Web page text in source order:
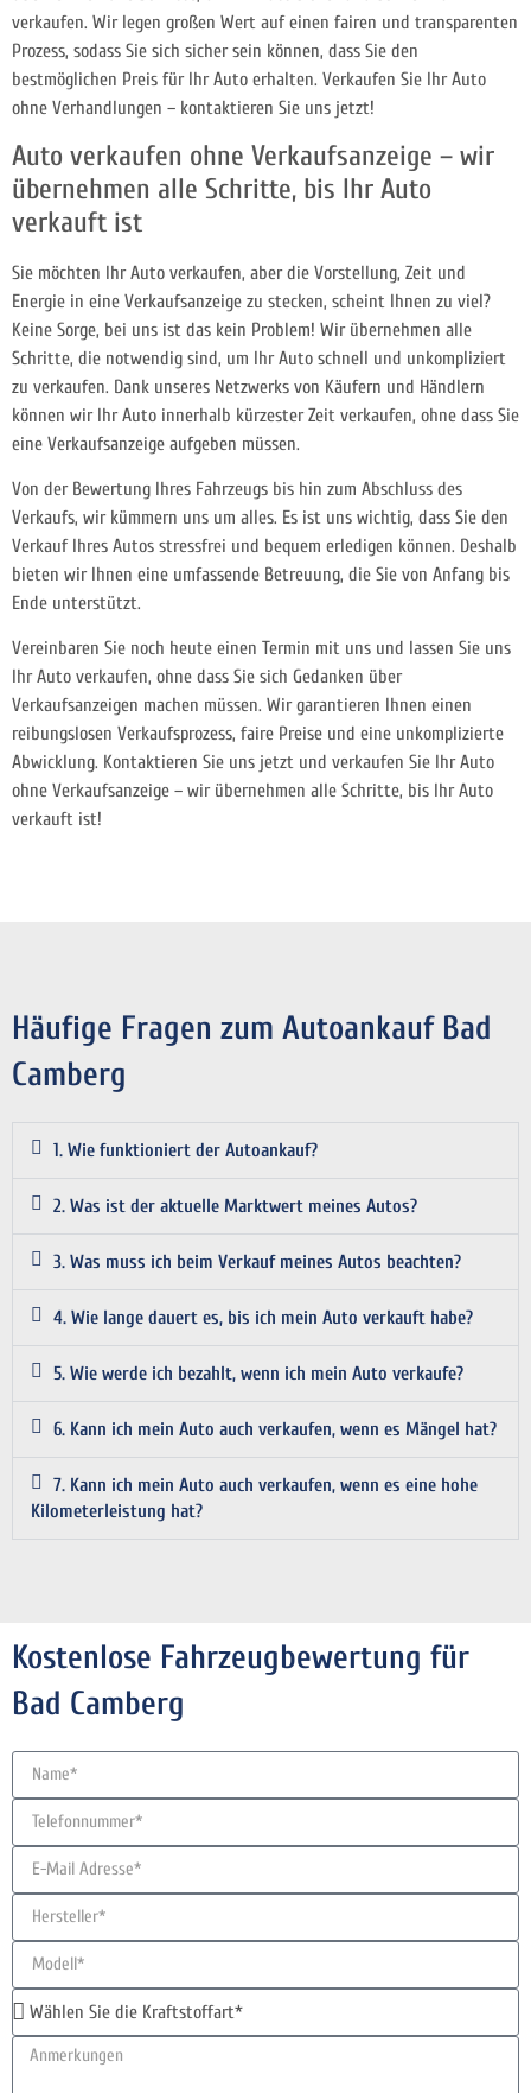
verkaufen. Wir legen großen Wert auf einen fairen und transparenten
Prozess, sodass Sie sich sicher sein können, dass Sie den
bestmöglichen Preis für Ihr Auto erhalten. Verkaufen Sie Ihr Auto
ohne Verhandlungen – kontaktieren Sie uns jetzt!
Auto verkaufen ohne Verkaufsanzeige – wir
übernehmen alle Schritte, bis Ihr Auto
verkauft ist
Sie möchten Ihr Auto verkaufen, aber die Vorstellung, Zeit und
Energie in eine Verkaufsanzeige zu stecken, scheint Ihnen zu viel?
Keine Sorge, bei uns ist das kein Problem! Wir übernehmen alle
Schritte, die notwendig sind, um Ihr Auto schnell und unkompliziert
zu verkaufen. Dank unseres Netzwerks von Käufern und Händlern
können wir Ihr Auto innerhalb kürzester Zeit verkaufen, ohne dass Sie
eine Verkaufsanzeige aufgeben müssen.
Von der Bewertung Ihres Fahrzeugs bis hin zum Abschluss des
Verkaufs, wir kümmern uns um alles. Es ist uns wichtig, dass Sie den
Verkauf Ihres Autos stressfrei und bequem erledigen können. Deshalb
bieten wir Ihnen eine umfassende Betreuung, die Sie von Anfang bis
Ende unterstützt.
Vereinbaren Sie noch heute einen Termin mit uns und lassen Sie uns
Ihr Auto verkaufen, ohne dass Sie sich Gedanken über
Verkaufsanzeigen machen müssen. Wir garantieren Ihnen einen
reibungslosen Verkaufsprozess, faire Preise und eine unkomplizierte
Abwicklung. Kontaktieren Sie uns jetzt und verkaufen Sie Ihr Auto
ohne Verkaufsanzeige – wir übernehmen alle Schritte, bis Ihr Auto
verkauft ist!
Häufige Fragen zum Autoankauf Bad
Camberg
1. Wie funktioniert der Autoankauf?
2. Was ist der aktuelle Marktwert meines Autos?
3. Was muss ich beim Verkauf meines Autos beachten?
4. Wie lange dauert es, bis ich mein Auto verkauft habe?
5. Wie werde ich bezahlt, wenn ich mein Auto verkaufe?
6. Kann ich mein Auto auch verkaufen, wenn es Mängel hat?
7. Kann ich mein Auto auch verkaufen, wenn es eine hohe
Kilometerleistung hat?
Kostenlose Fahrzeugbewertung für
Bad Camberg